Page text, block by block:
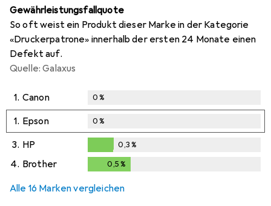
Gewährleistungsfallquote
So oft weist ein Produkt dieser Marke in der Kategorie
«Druckerpatrone» innerhalb der ersten 24 Monate einen
Defekt auf.
Quelle: Galaxus
1. Canon 0%
1. Epson 0%
3. HP
0,3%
0,3%
4. Brother 0,5 %
Alle 16 Marken vergleichen